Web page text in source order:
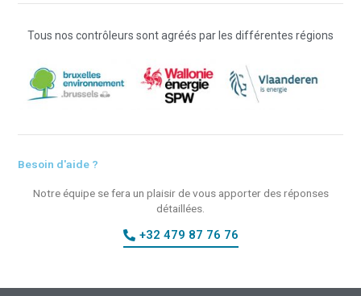
Tous nos contrôleurs sont agréés par les différentes régions
Besoin d'aide ?
Notre équipe se fera un plaisir de vous apporter des réponses
détaillées.
+32 479 87 76 76